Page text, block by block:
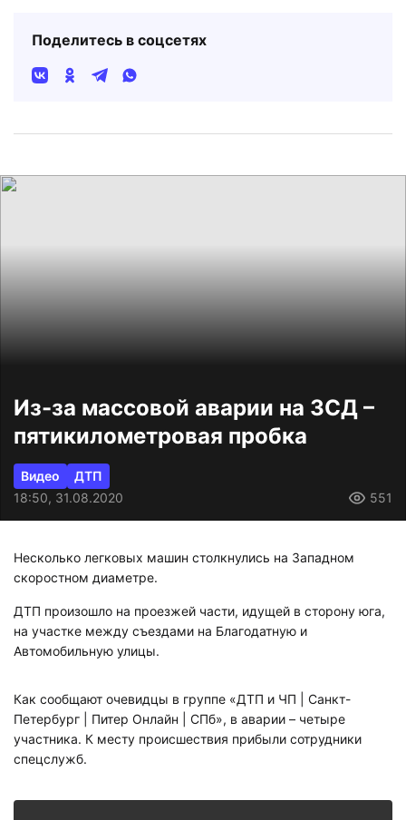
Поделитесь в соцсетях
Из-за массовой аварии на ЗСД –
пятикилометровая пробка
Видео
ДТП
18:50, 31.08.2020
551
Несколько легковых машин столкнулись на Западном
скоростном диаметре.
ДТП произошло на проезжей части, идущей в сторону юга,
на участке между съездами на Благодатную и
Автомобильную улицы.
Как сообщают очевидцы в группе «ДТП и ЧП | Санкт-
Петербург | Питер Онлайн | СПб», в аварии – четыре
участника. К месту происшествия прибыли сотрудники
спецслужб.